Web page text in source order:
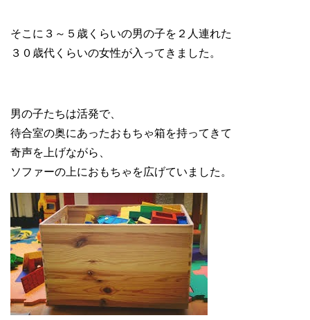
そこに３～５歳くらいの男の子を２人連れた
３０歳代くらいの女性が入ってきました。
男の子たちは活発で、
待合室の奥にあったおもちゃ箱を持ってきて
奇声を上げながら、
ソファーの上におもちゃを広げていました。